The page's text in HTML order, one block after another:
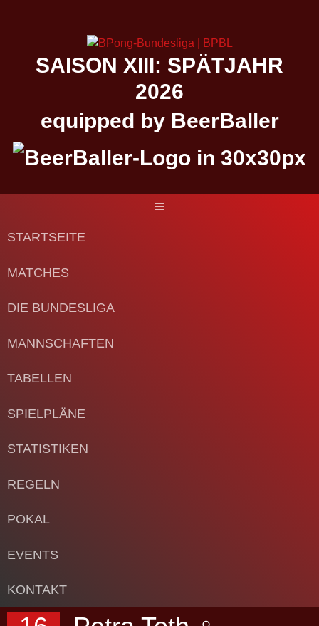
SAISON XIII: SPÄTJAHR
2026
equipped by BeerBaller
STARTSEITE
MATCHES
DIE BUNDESLIGA
MANNSCHAFTEN
TABELLEN
SPIELPLÄNE
STATISTIKEN
REGELN
POKAL
EVENTS
KONTAKT